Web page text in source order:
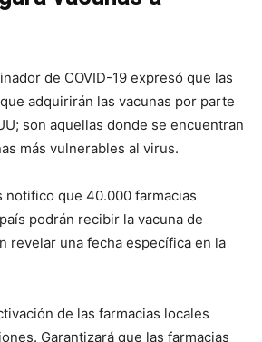
de COVID-19 expresó que las
adquirirán las vacunas por parte
son aquellas donde se encuentran
más vulnerables al virus.
notifico que 40.000 farmacias
podrán recibir la vacuna de
revelar una fecha específica en la
de las farmacias locales
Garantizará que las farmacias